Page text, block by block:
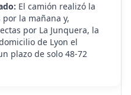
El camión realizó la
la mañana y,
por La Junquera, la
de Lyon el
plazo de solo 48-72